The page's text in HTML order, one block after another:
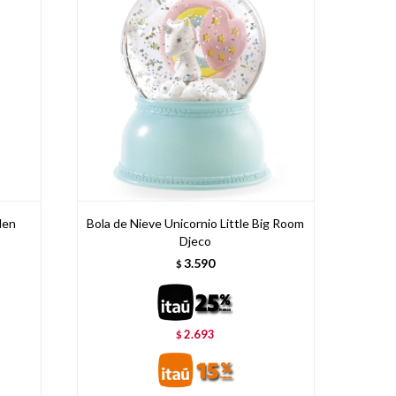
Bola de Nieve Unicornio Little Big Room
Djeco
$ 3.590
$2.693